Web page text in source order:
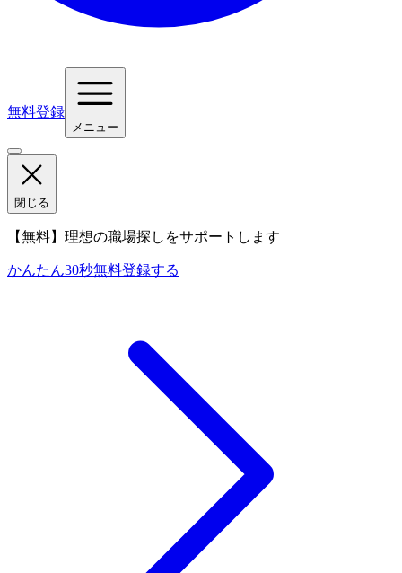
無料登録
メニュー
閉じる
【無料】理想の職場探しをサポートします
かんたん30秒無料登録する